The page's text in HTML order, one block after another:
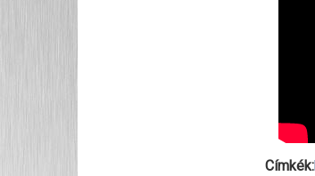
Címkék: